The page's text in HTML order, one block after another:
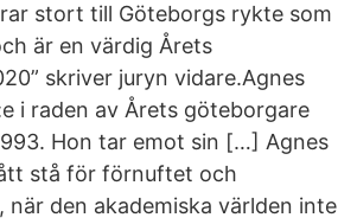
stort till Göteborgs rykte som
är en värdig Årets
skriver juryn vidare.Agnes
i raden av Årets göteborgare
Hon tar emot sin […] Agnes
stå för förnuftet och
den akademiska världen inte